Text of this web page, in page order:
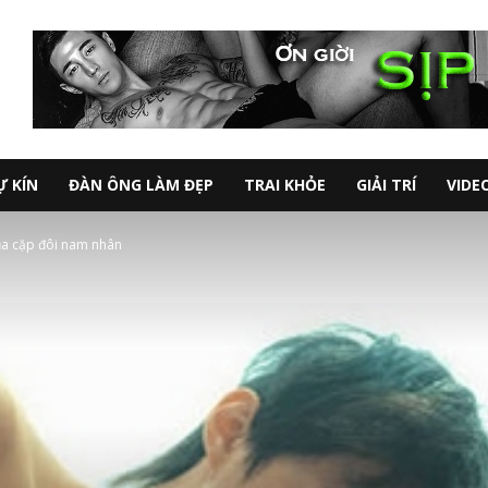
KÍN ĐÀN ÔNG LÀM ĐẸP TRAI KHỎE GIẢI TRÍ
cặp đôi nam nhân